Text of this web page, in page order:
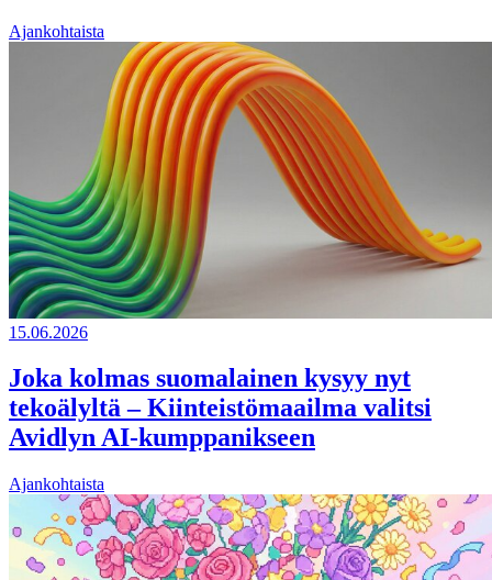
Ajankohtaista
15.06.2026
Joka kolmas suomalainen kysyy nyt
tekoälyltä – Kiinteistömaailma valitsi
Avidlyn AI-kumppanikseen
Ajankohtaista